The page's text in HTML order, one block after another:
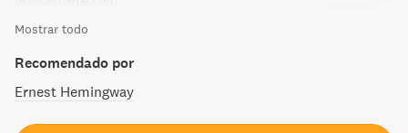
se topa con la realidad de un insípido matrimonio que la
ahoga, y busca las sensaciones sobre las que ha leído en
Mostrar todo
Recomendado por
Ernest Hemingway